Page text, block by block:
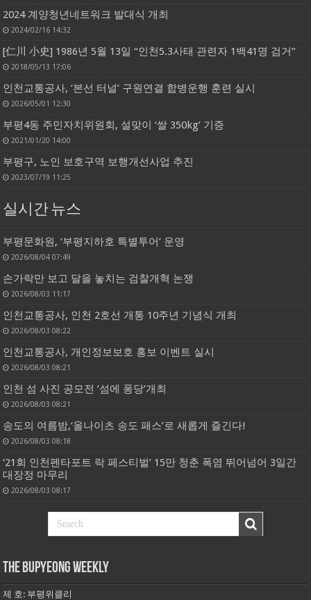
2024 계양청년네트워크 발대식 개최
2024/02/16 14:32
[仁川 小史] 1986년 5월 13일 “인천5.3사태 관련자 1백41명 검거”
2018/05/13 17:06
인천교통공사, ‘본선 터널’ 구원연결 합병운행 훈련 실시
2026/05/01 12:30
부평4동 주민자치위원회, 설맞이 ‘쌀 350kg’ 기증
2021/01/20 14:00
부평구, 노인 보호구역 보행개선사업 추진
2023/07/19 11:25
실시간 뉴스
부평문화원, ‘부평지하호 특별투어’ 운영
2026/08/04 07:49
손가락만 보고 달을 놓치는 검찰개혁 논쟁
2026/08/03 11:17
인천교통공사, 인천 2호선 개통 10주년 기념식 개최
2026/08/03 08:22
인천교통공사, 개인정보보호 홍보 이벤트 실시
2026/08/03 08:21
인천 섬 사진 공모전 ‘섬에 퐁당’개최
2026/08/03 08:21
송도의 여름밤,‘올나이츠 송도 패스’로 새롭게 즐긴다!
2026/08/03 08:18
‘21회 인천펜타포트 락 페스티벌’ 15만 청춘 폭염 뛰어넘어 3일간
대장정 마무리
2026/08/03 08:17
THE BUPYEONG WEEKLY
제 호: 부평위클리